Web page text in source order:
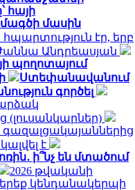
հայի
մասին
էր, երբ
Ժաննա Անդրեասյան
պողոտայում
Ստեփանավանում
գործել
(լուսանկարներ)
գազալցակայաններից
է
ի՞նչ են մտածում
2026 թվականի
կենդանակերպի